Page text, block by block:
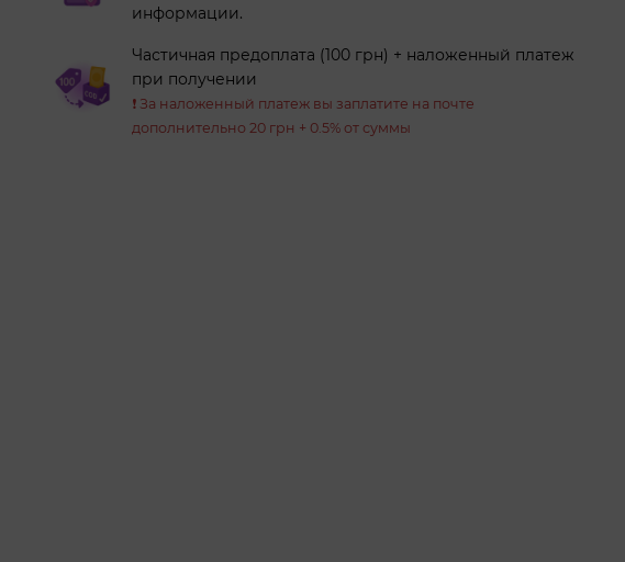
информации.
Частичная предоплата (100 грн) + наложенный платеж
при получении
❗️ За наложенный платеж вы заплатите на почте
дополнительно 20 грн + 0.5% от суммы